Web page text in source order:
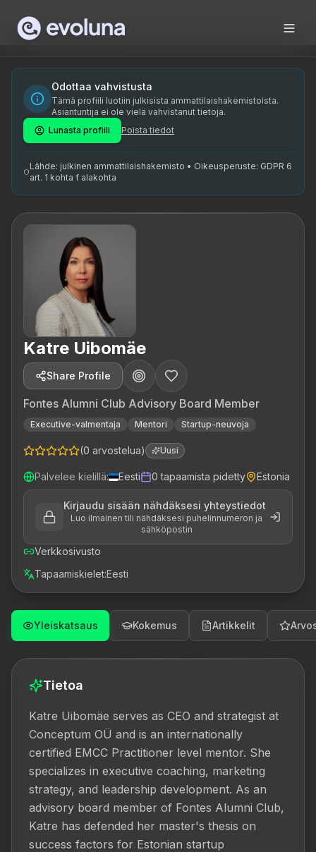
Katre Uibomäe is an experienced business mentor and
Katre Uibomäe on spetsialiseerunud äristrateegiale,
ärimentor, juhtimiscoaching, turundusstrateegia,
Odottaa vahvistusta
Tämä profiili luotiin julkisista ammattilaishakemistoista.
Asiantuntija ei ole vielä vahvistanut tietoja.
Lunasta profiili
Poista tiedot
Lähde: julkinen ammattilaishakemisto • Oikeusperuste: GDPR 6
art. 1 kohta f alakohta
Katre Uibomäe
Share Profile
Fontes Alumni Club Advisory Board Member
Executive-valmentaja Mentori Startup-neuvoja
(0 arvostelua) Uusi
Palvelee kielillä: Eesti 0 tapaamista pidetty Estonia
Kirjaudu sisään nähdäksesi yhteystiedot
Luo ilmainen tili nähdäksesi puhelinnumeron ja
sähköpostin
Verkkosivusto
Tapaamiskielet:Eesti
Yleiskatsaus Kokemus Artikkelit
Tietoa
Katre Uibomäe serves as CEO and strategist at
Conceptum OÜ and is an internationally
certified EMCC Practitioner level mentor. She
specializes in executive coaching, marketing
strategy, and leadership development. As an
advisory board member of Fontes Alumni Club,
Katre has defended her master's thesis on
success factors for Estonian startup